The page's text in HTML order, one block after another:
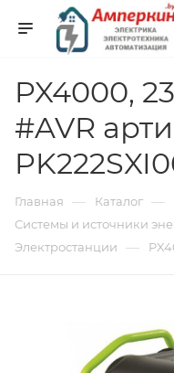
PX4000,
#AVR
Главная — Каталог —
Системы и источники
Электростанции —